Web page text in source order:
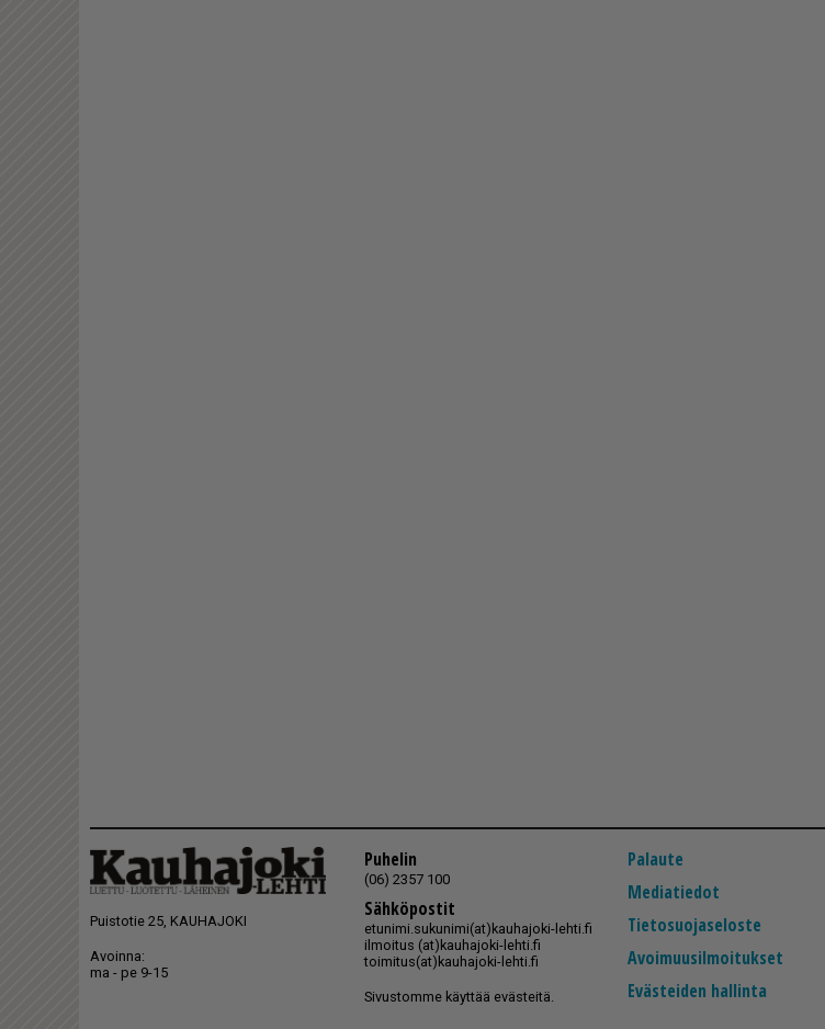
Puistotie 25, KAUHAJOKI
Avoinna:
ma - pe 9-15
Puhelin
(06) 2357 100
Sähköpostit
etunimi.sukunimi(at)kauhajoki-lehti.fi
ilmoitus (at)kauhajoki-lehti.fi
toimitus(at)kauhajoki-lehti.fi
Sivustomme käyttää evästeitä.
Palaute
Mediatiedot
Tietosuojaseloste
Avoimuusilmoitukset
Evästeiden hallinta